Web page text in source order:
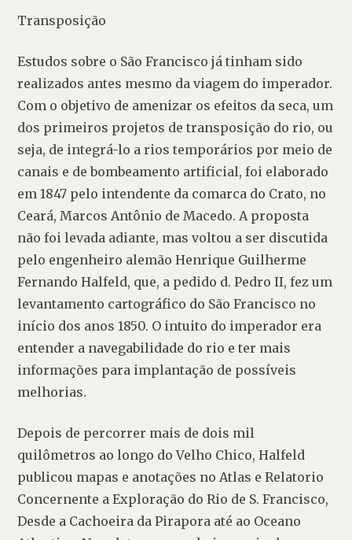
Transposição
Estudos sobre o São Francisco já tinham sido
realizados antes mesmo da viagem do imperador.
Com o objetivo de amenizar os efeitos da seca, um
dos primeiros projetos de transposição do rio, ou
seja, de integrá-lo a rios temporários por meio de
canais e de bombeamento artificial, foi elaborado
em 1847 pelo intendente da comarca do Crato, no
Ceará, Marcos Antônio de Macedo. A proposta
não foi levada adiante, mas voltou a ser discutida
pelo engenheiro alemão Henrique Guilherme
Fernando Halfeld, que, a pedido d. Pedro II, fez um
levantamento cartográfico do São Francisco no
início dos anos 1850. O intuito do imperador era
entender a navegabilidade do rio e ter mais
informações para implantação de possíveis
melhorias.
Depois de percorrer mais de dois mil
quilômetros ao longo do Velho Chico, Halfeld
publicou mapas e anotações no Atlas e Relatorio
Concernente a Exploração do Rio de S. Francisco,
Desde a Cachoeira da Pirapora até ao Oceano